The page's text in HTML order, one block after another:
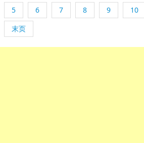
5
6 7 8 9 10
末页